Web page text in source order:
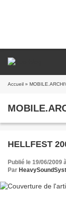
Accueil »
HELLFEST
Publié le 19/06/2009
Par